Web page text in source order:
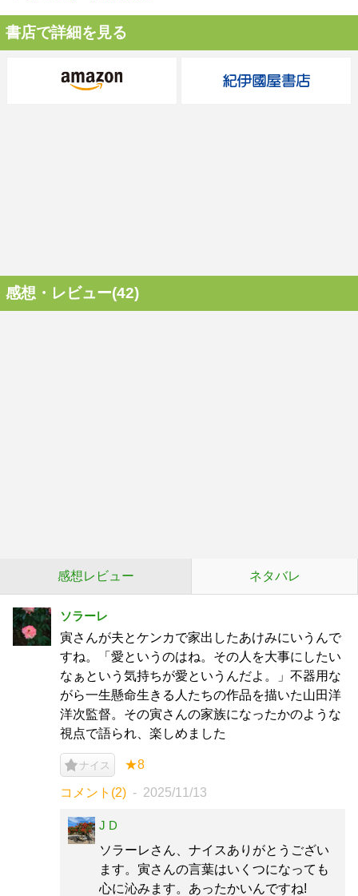
書店で詳細を見る
感想・レビュー(42)
感想レビュー ネタバレ
ソラーレ
寅さんが夫とケンカで家出したあけみにいうんで
すね。「愛というのはね。その人を大事にしたい
なぁという気持ちが愛というんだよ。」不器用な
がら一生懸命生きる人たちの作品を描いた山田洋
洋次監督。その寅さんの家族になったかのような
視点で語られ、楽しめました
ナイス ★8
コメント(2) 2025/11/13
J D
ソラーレさん、ナイスありがとうござい
ます。寅さんの言葉はいくつになっても
心に沁みます。あったかいんですね!